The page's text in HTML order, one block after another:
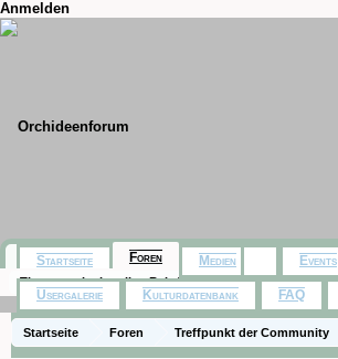
Anmelden
Startseite Foren Treffpunkt der Community
Startseite Foren
Themen mit aktuellen Beiträgen
Medien Events
Usergalerie Kulturdatenbank FAQ